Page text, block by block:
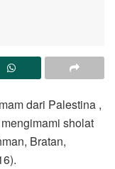
dari Palestina ,
sholat
Bratan,